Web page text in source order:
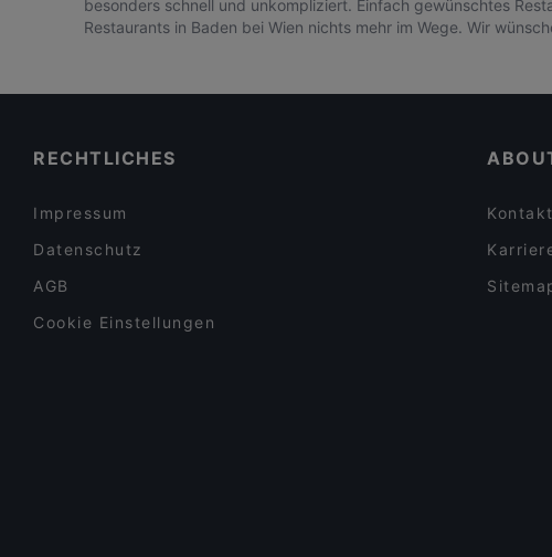
besonders schnell und unkompliziert. Einfach gewünschtes
Restaurants in Baden bei Wien nichts mehr im Wege. Wir
RECHTLICHES
Impressum
Datenschutz
AGB
Cookie Einstellungen
Kontakt